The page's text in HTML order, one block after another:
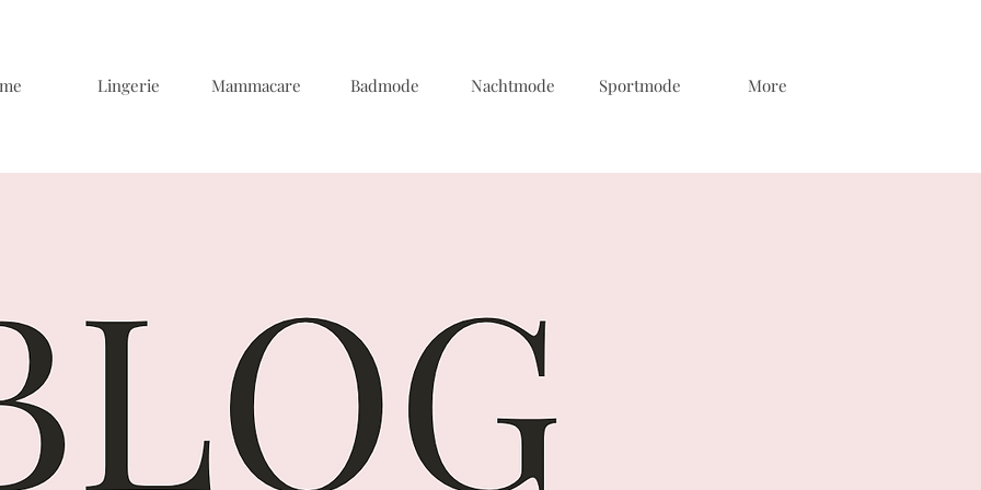
Lingerie Mammacare Badmode Nachtmode Sportmode More